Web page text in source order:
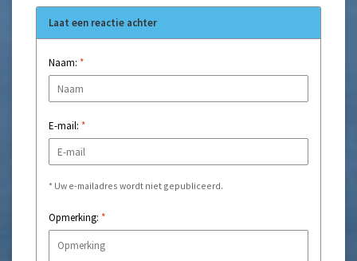
Laat een reactie achter
Naam: *
E-mail: *
* Uw e-mailadres wordt niet gepubliceerd.
Opmerking: *